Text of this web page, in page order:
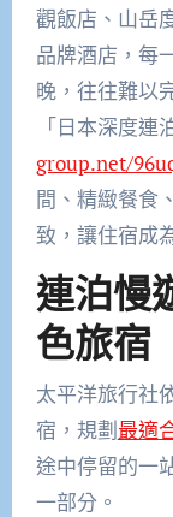
觀飯店、山岳
品牌酒店，每
晚，往往難以
「日本深度連
group.net/
間、精緻餐食
致，讓住宿成
連泊慢
色旅宿
太平洋旅行社
宿，規劃最適
途中停留的一
一部分。